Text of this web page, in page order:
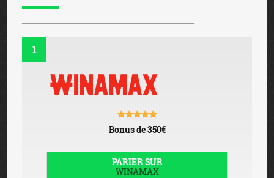
1
Bonus de 350€
PARIER SUR
WINAMAX